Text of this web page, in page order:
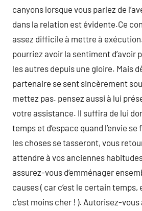
canyons lorsque vous parlez de
dans la relation est évidente.Ce
assez difficile à mettre à
pourriez avoir la sentiment d’avoir
les autres depuis une gloire. Mais
partenaire se sent sincèrement
mettez pas. pensez aussi à lui
votre assistance. Il suffira de lui
temps et d’espace quand l’envie
les choses se tasseront, vous
attendre à vos anciennes
assurez-vous d’emménager
causes ( car c’est le certain temps,
c’est moins cher ! ). Autorisez-